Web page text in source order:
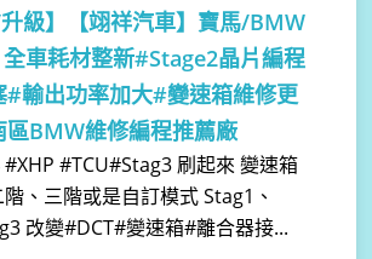
級】
【翊祥汽車】寶馬/BMW
車耗材整新#Stage2晶片編程
輸出功率加大#變速箱維修更
BMW維修編程推薦廠
#TCU#Stag3 刷起來 變速箱
、三階或是自訂模式 Stag1、
改變#DCT#變速箱#離合器接...